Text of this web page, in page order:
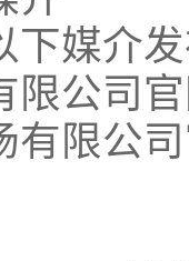
下媒介
公司
限公